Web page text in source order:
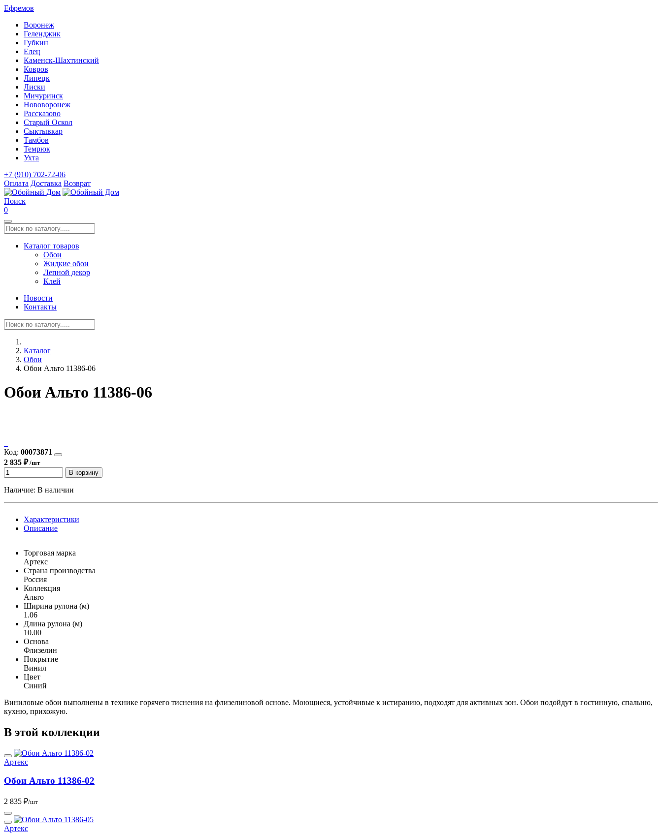
Ефремов
Воронеж
Геленджик
Губкин
Елец
Каменск-Шахтинский
Ковров
Липецк
Лиски
Мичуринск
Нововоронеж
Рассказово
Старый Оскол
Сыктывкар
Тамбов
Темрюк
Ухта
+7 (910) 702-72-06
Оплата Доставка Возврат
Поиск
0
Каталог товаров
Обои
Жидкие обои
Лепной декор
Клей
Новости
Контакты
Каталог
Обои
Обои Альто 11386-06
Обои Альто 11386-06
Код: 00073871
2 835 ₽/шт
В корзину
Наличие: В наличии
Характеристики
Описание
Торговая марка
Артекс
Страна производства
Россия
Коллекция
Альто
Ширина рулона (м)
1.06
Длина рулона (м)
10.00
Основа
Флизелин
Покрытие
Винил
Цвет
Синий
Виниловые обои выполнены в технике горячего тиснения на флизелиновой основе. Моющиеся, устойчивые к истиранию, подходят для активных зон. Обои подойдут в гостинную, спальню,
кухню, прихожую.
В этой коллекции
Артекс
Обои Альто 11386-02
2 835 ₽/шт
Артекс